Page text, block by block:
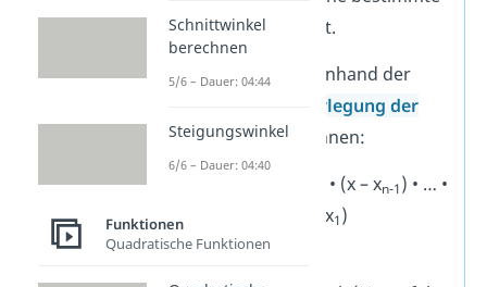
Nullstelle besitzt.
Dies lässt sich anhand der
Linearfaktorzerlegung der
Funktionerkennen:
) • (x – xn-1) • … •
(x – x1)
Schnittwinkel
berechnen
5/6 – Dauer: 04:44
Steigungswinkel
6/6 – Dauer: 04:40
Funktionen
Quadratische Funktionen